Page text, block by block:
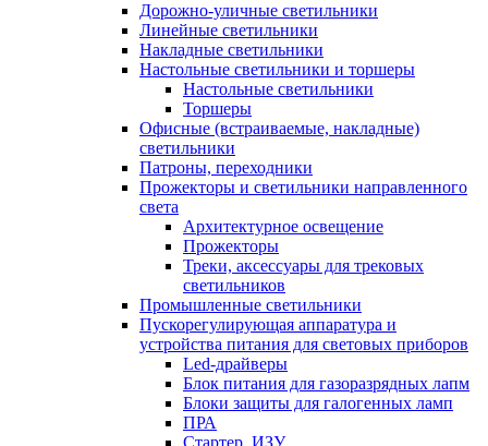
Дорожно-уличные светильники
Линейные светильники
Накладные светильники
Настольные светильники и торшеры
Настольные светильники
Торшеры
Офисные (встраиваемые, накладные)
светильники
Патроны, переходники
Прожекторы и светильники направленного
света
Архитектурное освещение
Прожекторы
Треки, аксессуары для трековых
светильников
Промышленные светильники
Пускорегулирующая аппаратура и
устройства питания для световых приборов
Led-драйверы
Блок питания для газоразрядных лапм
Блоки защиты для галогенных ламп
ПРА
Стартер, ИЗУ